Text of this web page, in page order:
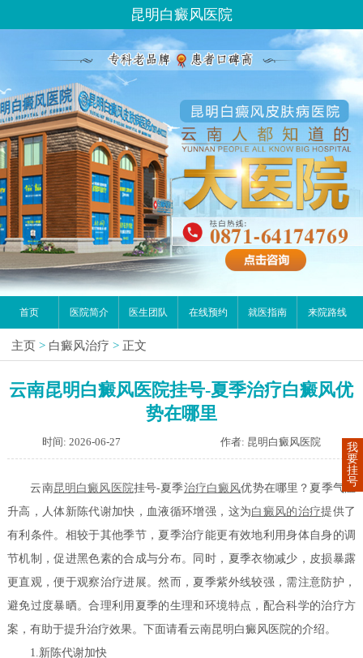
昆明白癜风医院
首页 医院简介 医生团队 在线预约 就医指南 来院路线
主页 > 白癜风治疗 > 正文
云南昆明白癜风医院挂号-夏季治疗白癜风优
势在哪里
时间: 2026-06-27 作者: 昆明白癜风医院
云南昆明白癜风医院挂号-夏季治疗白癜风优势在哪里？夏季气温
升高，人体新陈代谢加快，血液循环增强，这为白癜风的治疗提供了
有利条件。相较于其他季节，夏季治疗能更有效地利用身体自身的调
节机制，促进黑色素的合成与分布。同时，夏季衣物减少，皮损暴露
更直观，便于观察治疗进展。然而，夏季紫外线较强，需注意防护，
避免过度暴晒。合理利用夏季的生理和环境特点，配合科学的治疗方
案，有助于提升治疗效果。下面请看云南昆明白癜风医院的介绍。
1.新陈代谢加快
我
要
挂
号